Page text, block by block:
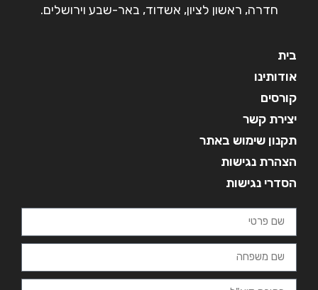
חדרה, ראשון לציון, אשדוד, באר-שבע וירושלים.
בית
אודותינו
קורסים
יצירת קשר
תקנון שימוש באתר
הצהרת נגישות
הסדרי נגישות